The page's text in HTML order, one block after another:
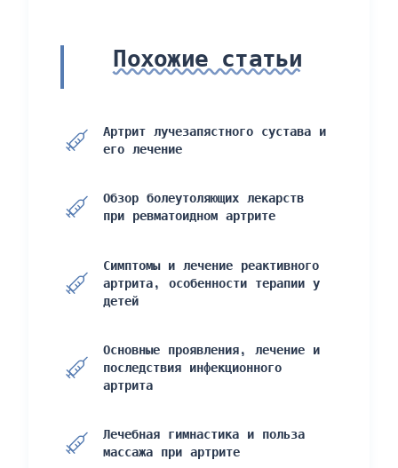
Похожие статьи
Артрит лучезапястного сустава и
его лечение
Обзор болеутоляющих лекарств
при ревматоидном артрите
Симптомы и лечение реактивного
артрита, особенности терапии у
детей
Основные проявления, лечение и
последствия инфекционного
артрита
Лечебная гимнастика и польза
массажа при артрите